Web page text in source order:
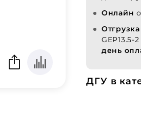
Онлайн
Отгрузка
GEP13.5-
день
ДГУ в